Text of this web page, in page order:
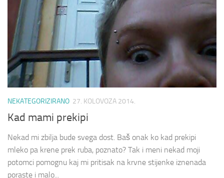
NEKATEGORIZIRANO 27. KOLOVOZA 2014.
Kad mami prekipi
Nekad mi zbilja bude svega dost. Baš onak ko kad prekipi
mleko pa krene prek ruba, poznato? Tak i meni nekad moji
potomci pomognu kaj mi pritisak na krvne stijenke iznenada
poraste i malo...